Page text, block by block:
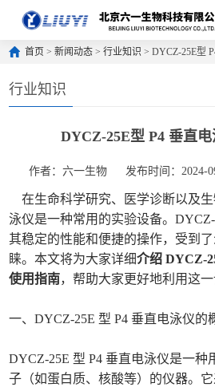
首页 >新闻动态 >行业知识 > DYCZ-25E型
行业知识
DYCZ-25E型 P4 垂直
作者：六一生物 发布时间：2024-
在生命科学研究、医学诊断以及
泳仪是一种常用的实验设备。
其稳定的性能和便捷的操作，受到
睐。本文将为大家详细介绍 DYCZ-
使用指南，帮助大家更好地利用这一
一、DYCZ-25E 型 P4 垂直电泳仪的
DYCZ-25E 型 P4 垂直电泳仪是一种
子（如蛋白质、核酸等）的仪器。它